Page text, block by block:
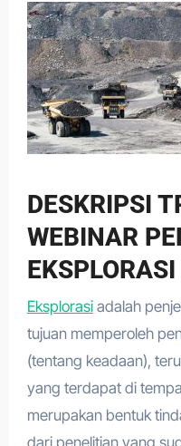
DESKRIPSI
WEBINAR
Eksplorasiadalah
tujuan memperoleh
(tentang keadaan),
yang terdapat di
merupakan bentuk
dari penelitian yang